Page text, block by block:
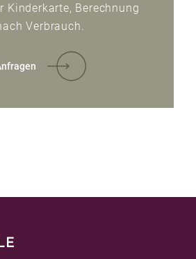
Kinderkarte, Berechnung
Verbrauch.